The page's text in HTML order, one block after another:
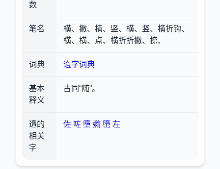
数
笔名
横、撇、横、竖、横、竖、横折钩、
横、横、点、横折折撇、捺、
词典 遀字词典
基本
释义
古同“随”。
遀的
相关
字
佐 咗 墮 嫷 嶞 左